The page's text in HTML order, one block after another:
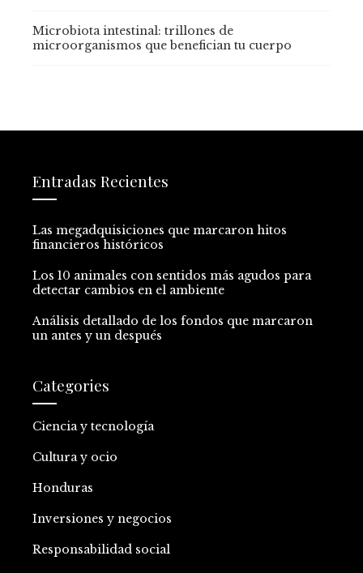
Microbiota intestinal: trillones de
microorganismos que benefician tu cuerpo
Entradas Recientes
Las megadquisiciones que marcaron hitos
financieros históricos
Los 10 animales con sentidos más agudos para
detectar cambios en el ambiente
Análisis detallado de los fondos que marcaron
un antes y un después
Categories
Ciencia y tecnología
Cultura y ocio
Honduras
Inversiones y negocios
Responsabilidad social